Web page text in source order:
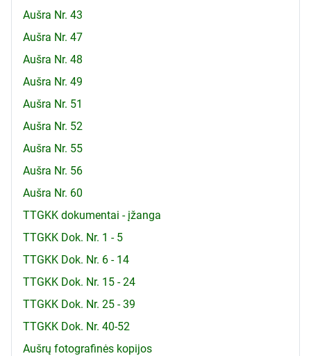
Aušra Nr. 43
Aušra Nr. 47
Aušra Nr. 48
Aušra Nr. 49
Aušra Nr. 51
Aušra Nr. 52
Aušra Nr. 55
Aušra Nr. 56
Aušra Nr. 60
TTGKK dokumentai - įžanga
TTGKK Dok. Nr. 1 - 5
TTGKK Dok. Nr. 6 - 14
TTGKK Dok. Nr. 15 - 24
TTGKK Dok. Nr. 25 - 39
TTGKK Dok. Nr. 40-52
Aušrų fotografinės kopijos